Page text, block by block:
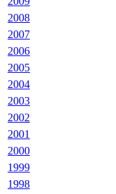
2008
2007
2006
2005
2004
2003
2002
2001
2000
1999
1998